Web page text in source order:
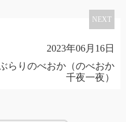
NEXT
2023年06月16日
らりのべおか（のべおか
千夜一夜）